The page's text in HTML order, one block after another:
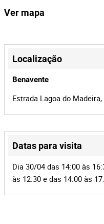
Lote Número
Referência
Processo BMP-678 |
166613
Ver mapa
+
−
Localização
Benavente
Estrada Lagoa do
Datas para visita
Dia 30/04 das 14:00 às
às 12:30 e das 14:00 às